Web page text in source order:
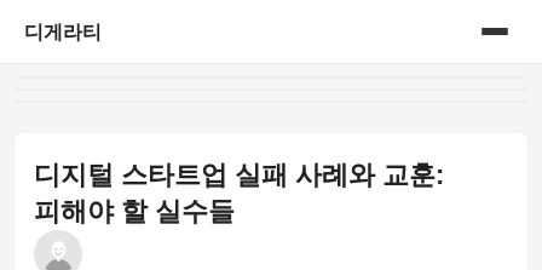
디게라티
디지털 스타트업 실패 사례와 교훈:
피해야 할 실수들